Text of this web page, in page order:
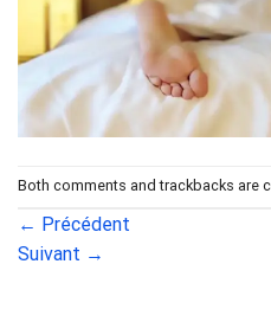
Both comments and trackbacks are
← Précédent
Suivant →